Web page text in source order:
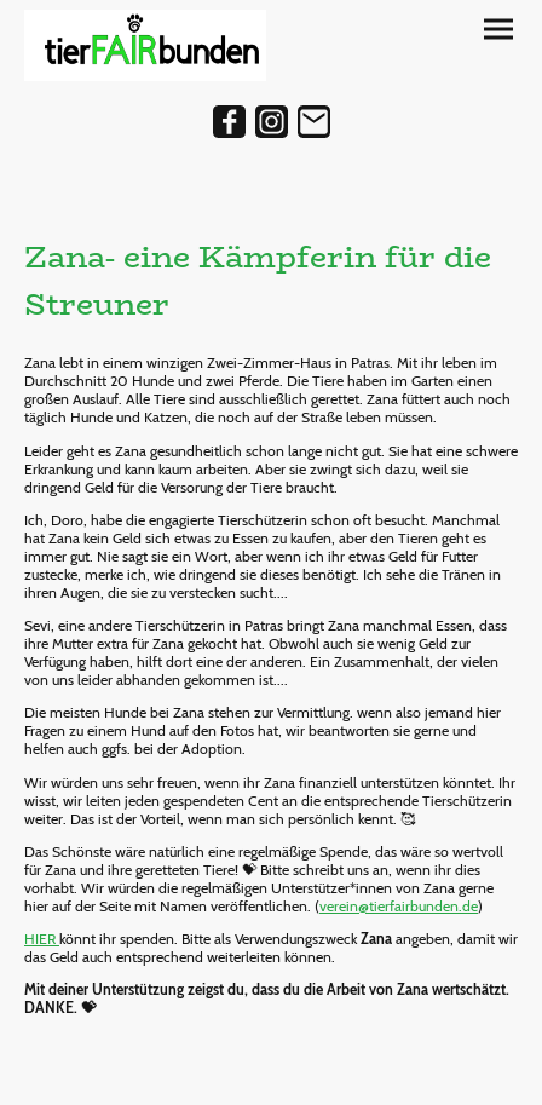
Zana- eine Kämpferin für die
Streuner
Zana lebt in einem winzigen Zwei-Zimmer-Haus in Patras. Mit ihr leben im
Durchschnitt 20 Hunde und zwei Pferde. Die Tiere haben im Garten einen
großen Auslauf. Alle Tiere sind ausschließlich gerettet. Zana füttert auch noch
täglich Hunde und Katzen, die noch auf der Straße leben müssen.
Leider geht es Zana gesundheitlich schon lange nicht gut. Sie hat eine schwere
Erkrankung und kann kaum arbeiten. Aber sie zwingt sich dazu, weil sie
dringend Geld für die Versorung der Tiere braucht.
Ich, Doro, habe die engagierte Tierschützerin schon oft besucht. Manchmal
hat Zana kein Geld sich etwas zu Essen zu kaufen, aber den Tieren geht es
immer gut. Nie sagt sie ein Wort, aber wenn ich ihr etwas Geld für Futter
zustecke, merke ich, wie dringend sie dieses benötigt. Ich sehe die Tränen in
ihren Augen, die sie zu verstecken sucht....
Sevi, eine andere Tierschützerin in Patras bringt Zana manchmal Essen, dass
ihre Mutter extra für Zana gekocht hat. Obwohl auch sie wenig Geld zur
Verfügung haben, hilft dort eine der anderen. Ein Zusammenhalt, der vielen
von uns leider abhanden gekommen ist....
Die meisten Hunde bei Zana stehen zur Vermittlung. wenn also jemand hier
Fragen zu einem Hund auf den Fotos hat, wir beantworten sie gerne und
helfen auch ggfs. bei der Adoption.
Wir würden uns sehr freuen, wenn ihr Zana finanziell unterstützen könntet. Ihr
wisst, wir leiten jeden gespendeten Cent an die entsprechende Tierschützerin
weiter. Das ist der Vorteil, wenn man sich persönlich kennt. 🥰
Das Schönste wäre natürlich eine regelmäßige Spende, das wäre so wertvoll
für Zana und ihre geretteten Tiere! 💝 Bitte schreibt uns an, wenn ihr dies
vorhabt. Wir würden die regelmäßigen Unterstützer*innen von Zana gerne
hier auf der Seite mit Namen veröffentlichen. (verein@tierfairbunden.de)
HIER könnt ihr spenden. Bitte als VerwendungszweckZana angeben, damit wir
das Geld auch entsprechend weiterleiten können.
Mit deiner Unterstützung zeigst du, dass du die Arbeit von Zana wertschätzt.
DANKE. 💝